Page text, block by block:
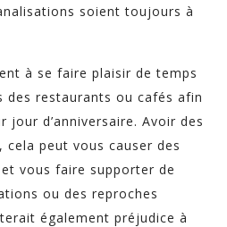
soient toujours à
à se faire plaisir de temps
des restaurants ou cafés afin
d’anniversaire. Avoir des
cela peut vous causer des
vous faire supporter de
ou des reproches
également préjudice à